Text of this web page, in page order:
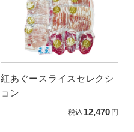
紅あぐースライスセレクシ
ョン
税込 12,470 円